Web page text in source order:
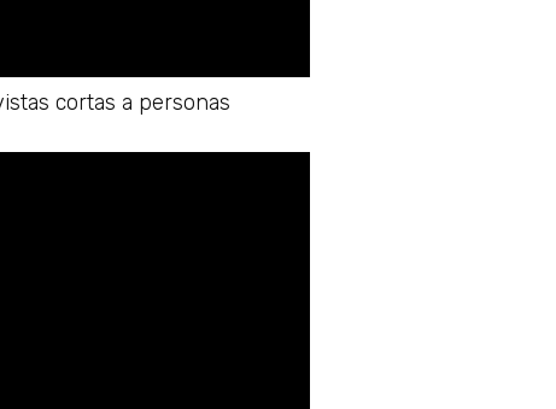
cortas a personas